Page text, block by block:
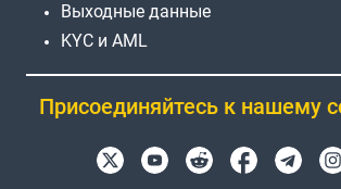
Выходные данные
KYC и AML
Присоединяйтесь к нашему